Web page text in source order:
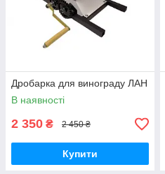
Дробарка для винограду ЛАН
В наявності
2 350 ₴ 2 450 ₴
Купити